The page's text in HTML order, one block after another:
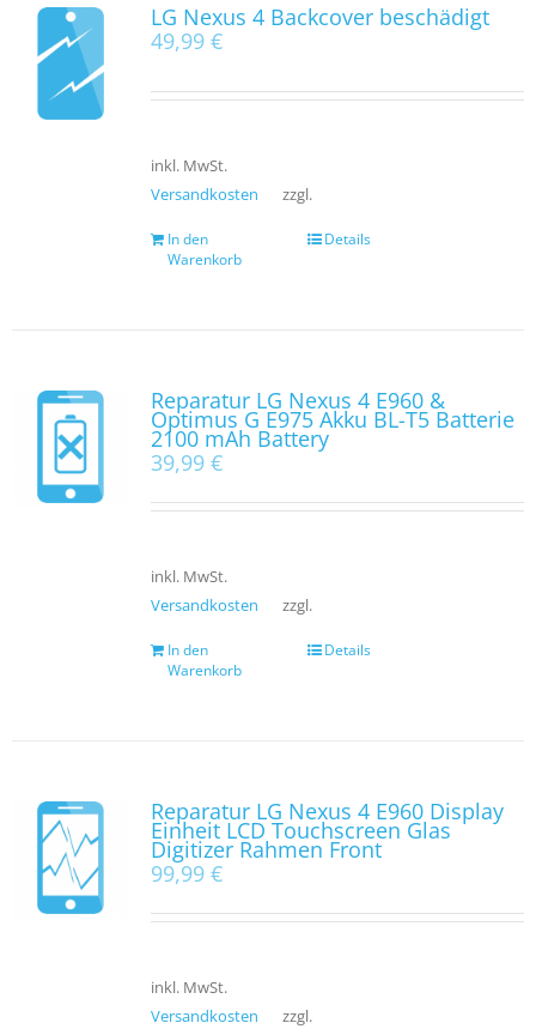
LG Nexus 4 Backcover beschädigt
49,99 €
inkl. MwSt.
zzgl.
Versandkosten
In den
Warenkorb
Details
Reparatur LG Nexus 4 E960 &
Optimus G E975 Akku BL-T5 Batterie
2100 mAh Battery
39,99 €
inkl. MwSt.
zzgl.
Versandkosten
In den
Warenkorb
Details
Reparatur LG Nexus 4 E960 Display
Einheit LCD Touchscreen Glas
Digitizer Rahmen Front
99,99 €
inkl. MwSt.
zzgl.
Versandkosten